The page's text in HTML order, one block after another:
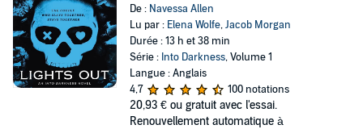
De : Navessa Allen
Lu par : Elena Wolfe,Jacob Morgan
Durée : 13 h et 38 min
Série : Into Darkness, Volume 1
Langue : Anglais
4,7
100 notations
20,93 € ou gratuit avec l'essai.
Renouvellement automatique à